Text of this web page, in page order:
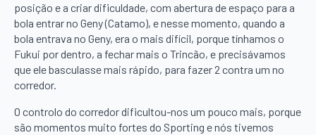
posição e a criar dificuldade, com abertura de espaço para a
bola entrar no Geny (Catamo), e nesse momento, quando a
bola entrava no Geny, era o mais difícil, porque tínhamos o
Fukui por dentro, a fechar mais o Trincão, e precisávamos
que ele basculasse mais rápido, para fazer 2 contra um no
corredor.
O controlo do corredor dificultou-nos um pouco mais, porque
são momentos muito fortes do Sporting e nós tivemos